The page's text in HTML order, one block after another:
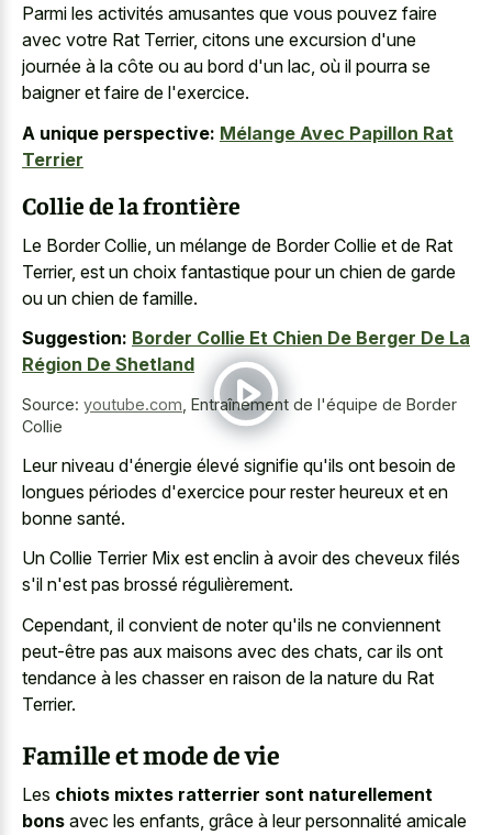
Parmi les activités amusantes que vous pouvez faire
avec votre Rat Terrier, citons une excursion d'une
journée à la côte ou au bord d'un lac, où il pourra se
baigner et faire de l'exercice.
A unique perspective: Mélange Avec Papillon Rat
Terrier
Collie de la frontière
Le Border Collie, un mélange de Border Collie et de Rat
Terrier, est un choix fantastique pour un chien de garde
ou un chien de famille.
Suggestion: Border Collie Et Chien De Berger De La
Région De Shetland
Source: youtube.com Entraînement de l'équipe de Border
Collie
Leur niveau d'énergie élevé signifie qu'ils ont besoin de
longues périodes d'exercice pour rester heureux et en
bonne santé.
Un Collie Terrier Mix est enclin à avoir des cheveux filés
s'il n'est pas brossé régulièrement.
Cependant, il convient de noter qu'ils ne conviennent
peut-être pas aux maisons avec des chats, car ils ont
tendance à les chasser en raison de la nature du Rat
Terrier.
Famille et mode de vie
Les chiots mixtes ratterrier sont naturellement
bons avec les enfants, grâce à leur personnalité amicale